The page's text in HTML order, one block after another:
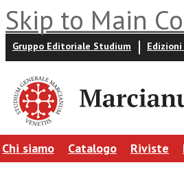
Skip to Main
Gruppo Editoriale Studium
Chi siamo Catalogo Riviste